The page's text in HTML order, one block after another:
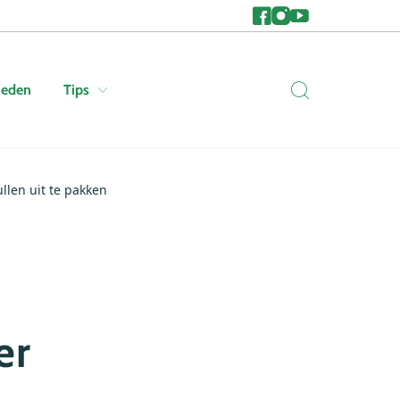
Tips
uit te pakken